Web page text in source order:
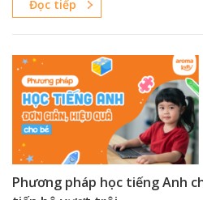
Đọc tiếp
Phương pháp học tiếng Anh